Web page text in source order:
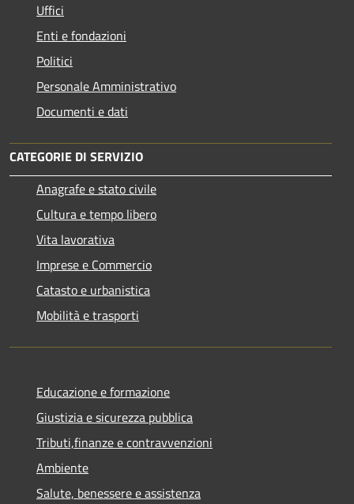
Uffici
Enti e fondazioni
Politici
Personale Amministrativo
Documenti e dati
CATEGORIE DI SERVIZIO
Anagrafe e stato civile
Cultura e tempo libero
Vita lavorativa
Imprese e Commercio
Catasto e urbanistica
Mobilità e trasporti
Educazione e formazione
Giustizia e sicurezza pubblica
Tributi,finanze e contravvenzioni
Ambiente
Salute, benessere e assistenza